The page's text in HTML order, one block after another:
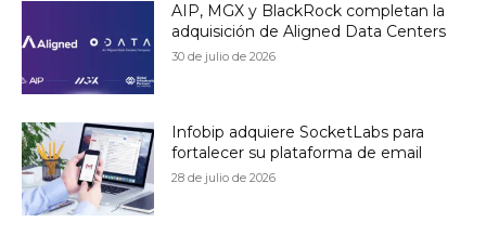
AIP, MGX y BlackRock completan la
adquisición de Aligned Data Centers
30 de julio de 2026
Infobip adquiere SocketLabs para
fortalecer su plataforma de email
28 de julio de 2026